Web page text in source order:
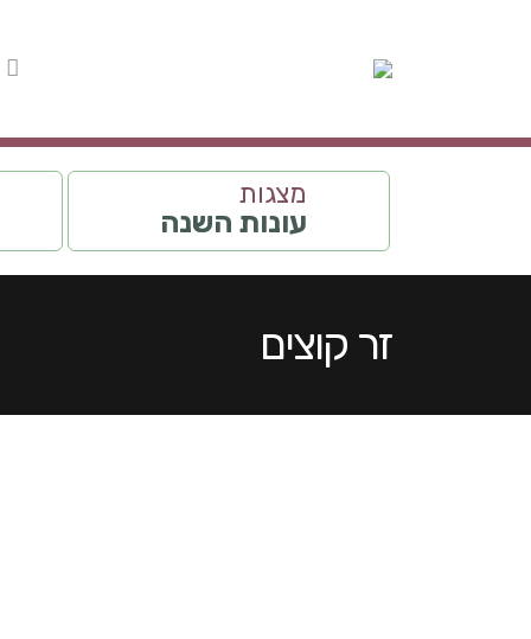
מצגות
עונות השנה
זר קוצים